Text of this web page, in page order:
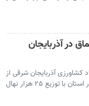
در آذربایجان‌
کشاورزی آذربایجان‌ شرقی از
شتاب‌گیری تولید سماق در استان با توزیع ۲۵ هزار نهال